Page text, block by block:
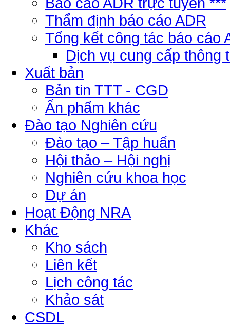
Thẩm định báo cáo ADR
Tổng kết công tác báo cáo
Dịch vụ cung cấp thông
Xuất bản
Bản tin TTT - CGD
Ấn phẩm khác
Đào tạo Nghiên cứu
Đào tạo – Tập huấn
Hội thảo – Hội nghị
Nghiên cứu khoa học
Dự án
Hoạt Động NRA
Khác
Kho sách
Liên kết
Lịch công tác
Khảo sát
CSDL